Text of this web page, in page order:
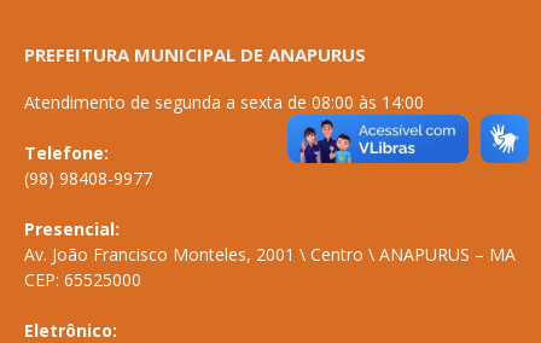
PREFEITURA MUNICIPAL DE ANAPURUS
Atendimento de segunda a sexta de 08:00 às 14:00
Telefone:
(98) 98408-9977
Presencial:
Av. João Francisco Monteles, 2001 \ Centro \ ANAPURUS – MA
CEP: 65525000
Eletrônico: